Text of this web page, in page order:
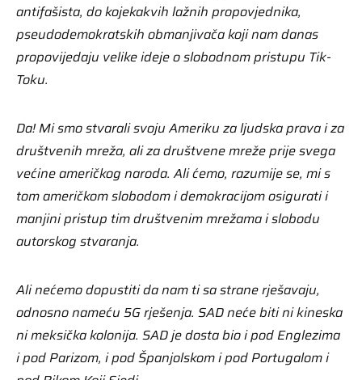
antifašista, do kojekakvih lažnih propovjednika,
pseudodemokratskih obmanjivača koji nam danas
propovijedaju velike ideje o slobodnom pristupu Tik-
Toku.
Da! Mi smo stvarali svoju Ameriku za ljudska prava i za
društvenih mreža, ali za društvene mreže prije svega
većine američkog naroda. Ali ćemo, razumije se, mi s
tom američkom slobodom i demokracijom osigurati i
manjini pristup tim društvenim mrežama i slobodu
autorskog stvaranja.
Ali nećemo dopustiti da nam ti sa strane rješavaju,
odnosno nameću 5G rješenja. SAD neće biti ni kineska
ni meksička kolonija. SAD je dosta bio i pod Englezima
i pod Parizom, i pod Španjolskom i pod Portugalom i